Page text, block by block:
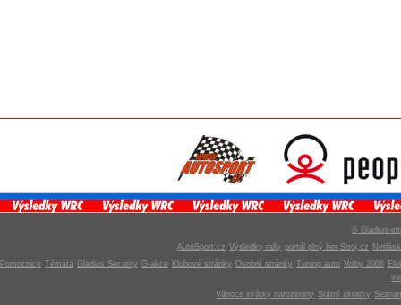
© Gladius-
AutoSport.cz Výsledky rally portál plný her Stroj.cz
Pomocnice Témata Gladius Security G-akce Klubové stránky Osobní stránky Tuning auto Volby 2006
Vánoce svátky narozeniny Státní zkratky